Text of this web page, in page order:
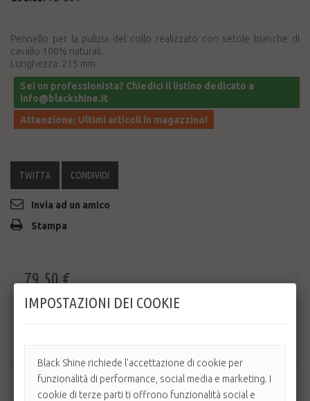
Pennello per la pulizia del collo realizzato con setole bianche di
cavallo 100% naturali.
Lunghezza: 215 mm
Sei un professionista? Chiedici il listino dedicato a
info@blackshine.it
Attenzione: Ultimi articoli in magazzino!
TWITTA CONDIVIDI
Invia ad un amico
Stampa
79,50 €
AGGIUNGI AL CARRELLO
IMPOSTAZIONI DEI COOKIE
Black Shine richiede l'accettazione di cookie per
funzionalità di performance, social media e marketing. I
cookie di terze parti ti offrono funzionalità social e